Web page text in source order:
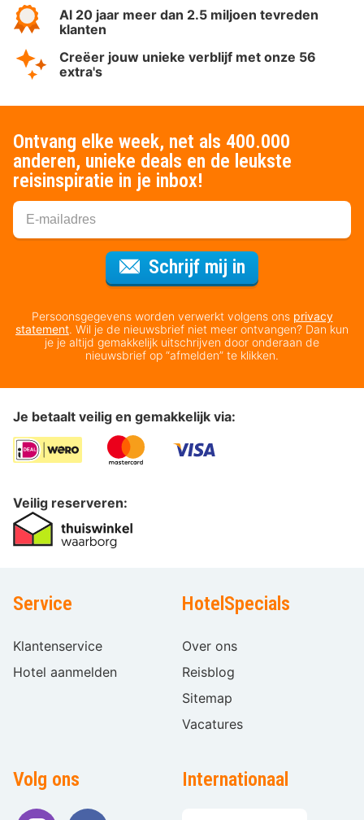
Al 20 jaar meer dan 2.5 miljoen tevreden
klanten
Creëer jouw unieke verblijf met onze 56
extra's
Ontvang elke week, net als 400.000
anderen, unieke deals en de leukste
reisinspiratie in je inbox!
Schrijf mij in
Persoonsgegevens worden verwerkt volgens ons privacy
statement. Wil je de nieuwsbrief niet meer ontvangen? Dan kun
je je altijd gemakkelijk uitschrijven door onderaan de
nieuwsbrief op “afmelden” te klikken.
Je betaalt veilig en gemakkelijk via:
Veilig reserveren:
Service
Klantenservice
Hotel aanmelden
HotelSpecials
Over ons
Reisblog
Sitemap
Vacatures
Volg ons Internationaal